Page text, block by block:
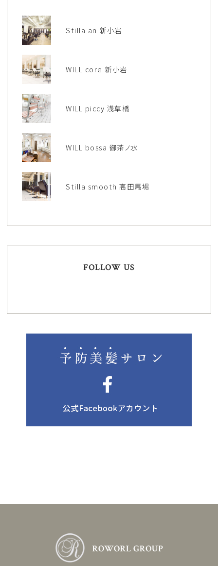
Stilla an 新小岩
WILL core 新小岩
WILL piccy 浅草橋
WILL bossa 御茶ノ水
Stilla smooth 高田馬場
FOLLOW US